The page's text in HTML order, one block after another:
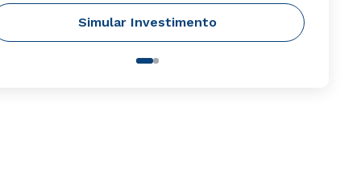
Simular Investimento